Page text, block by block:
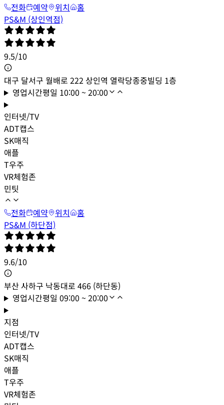
전화
예약 위치
홈
PS&M (상인역점)
9.5/10
대구 달서구 월배로 222 상인역 열락당종중빌딩 1층
영업시간평일 10:00 ~ 20:00
인터넷/TV
ADT캡스
SK매직
애플
T우주
VR체험존
민팃
전화
예약 위치
홈
PS&M (하단점)
9.6/10
부산 사하구 낙동대로 466 (하단동)
영업시간평일 09:00 ~ 20:00
지점
인터넷/TV
ADT캡스
SK매직
애플
T우주
VR체험존